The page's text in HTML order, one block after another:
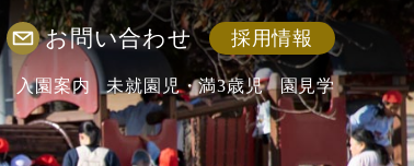
お問い合わせ 採用情報
入園案内 未就園児・満3歳児 園見学